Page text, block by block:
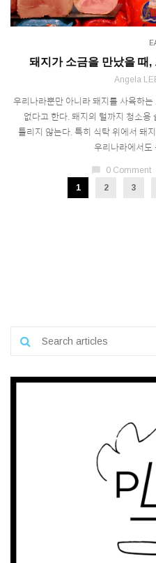
돼지가 소금을 만났을 때,
Angela
우리나라뿐만 아니라 돼지를 사육하
없다고 한다. 돼지의 털까지 청소
틀리지 않는다. 특히 식탁 위에서 돼
우리나라에서도
chat_bubble 0 Comment
1
2 3